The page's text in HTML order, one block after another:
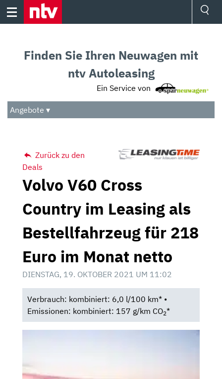
Skip
Audio
Das Beste
Finden Sie Ihren Neuwagen mit
ntv Autoleasing
Ein Service von
Angebote ▾
Zurück zu den
Deals
Volvo V60 Cross
Country im Leasing als
Bestellfahrzeug für 218
Euro im Monat netto
DIENSTAG, 19. OKTOBER 2021 UM 11:02
Verbrauch: kombiniert: 6,0 l/100 km* •
Emissionen: kombiniert: 157 g/km CO2*